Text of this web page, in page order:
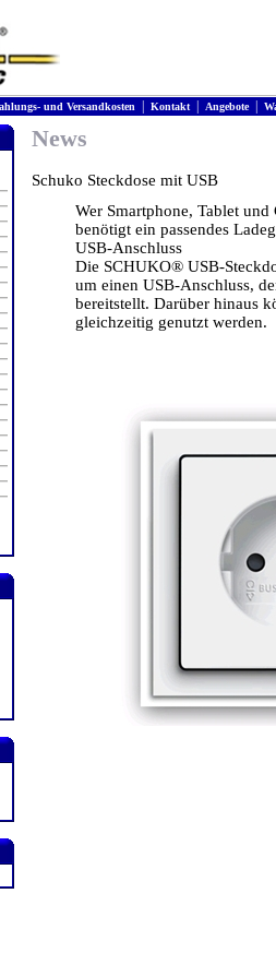
und Versandkosten Kontakt| Angebote|
News
Schuko Steckdose mit USB
Wer Smartphone, Tablet
benötigt ein passendes
USB-Anschluss
Die SCHUKO® USB-
um einen USB-Anschluss,
bereitstellt. Darüber hinaus
gleichzeitig genutzt werden.